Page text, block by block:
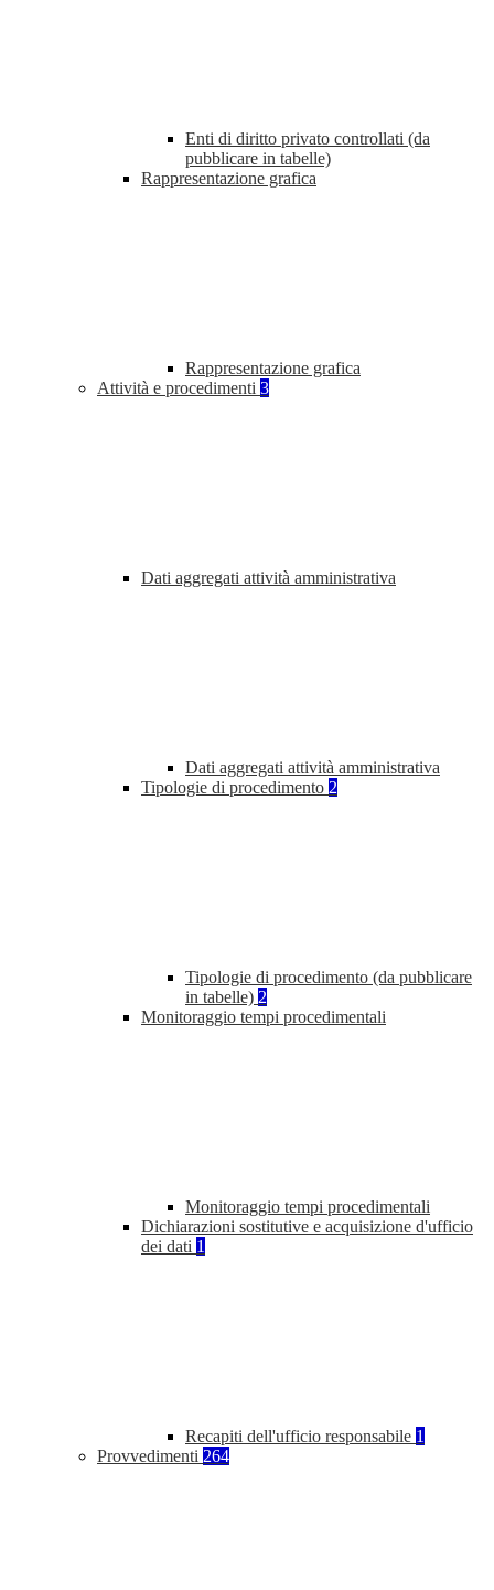
Enti di diritto privato controllati (da
pubblicare in tabelle)
Rappresentazione grafica
Rappresentazione grafica
Attività e procedimenti 3
Dati aggregati attività amministrativa
Dati aggregati attività amministrativa
Tipologie di procedimento 2
Tipologie di procedimento (da pubblicare
in tabelle) 2
Monitoraggio tempi procedimentali
Monitoraggio tempi procedimentali
Dichiarazioni sostitutive e acquisizione d'ufficio
dei dati 1
Recapiti dell'ufficio responsabile 1
Provvedimenti 264